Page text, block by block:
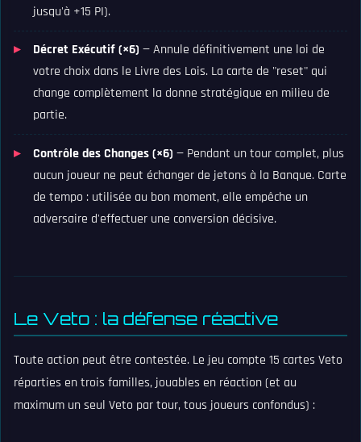
jusqu'à +15 PI).
Décret Exécutif (×6) — Annule définitivement une loi de
votre choix dans le Livre des Lois. La carte de "reset" qui
change complètement la donne stratégique en milieu de
partie.
Contrôle des Changes (×6) — Pendant un tour complet, plus
aucun joueur ne peut échanger de jetons à la Banque. Carte
de tempo : utilisée au bon moment, elle empêche un
adversaire d'effectuer une conversion décisive.
Le Veto : la défense réactive
Toute action peut être contestée. Le jeu compte 15 cartes Veto
réparties en trois familles, jouables en réaction (et au
maximum un seul Veto par tour, tous joueurs confondus) :